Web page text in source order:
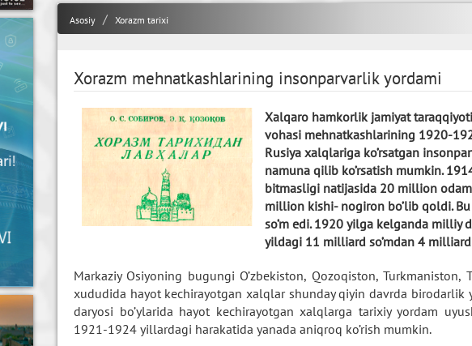
Asosiy Xorazm tarixi
Xorazm mehnatkashlarining insonparvarlik yordami
Xalqaro hamkorlik jamiyat
vohasi mehnatkashlarining 1920-
Rusiya xalqlariga ko’rsatgan
namuna qilib ko’rsatish mumkin.
bitmasligi natijasida 20 million
million kishi- nogiron bo’lib qoldi.
so’m edi. 1920 yilga kelganda milliy
yildagi 11 milliard so’mdan 4
Markaziy Osiyoning bugungi O’zbekiston, Qozoqiston, Turkmaniston,
xududida hayot kechirayotgan xalqlar shunday qiyin davrda birodarlik
daryosi bo’ylarida hayot kechirayotgan xalqlarga tarixiy yordam
1921-1924 yillardagi harakatida yanada aniqroq ko’rish mumkin.